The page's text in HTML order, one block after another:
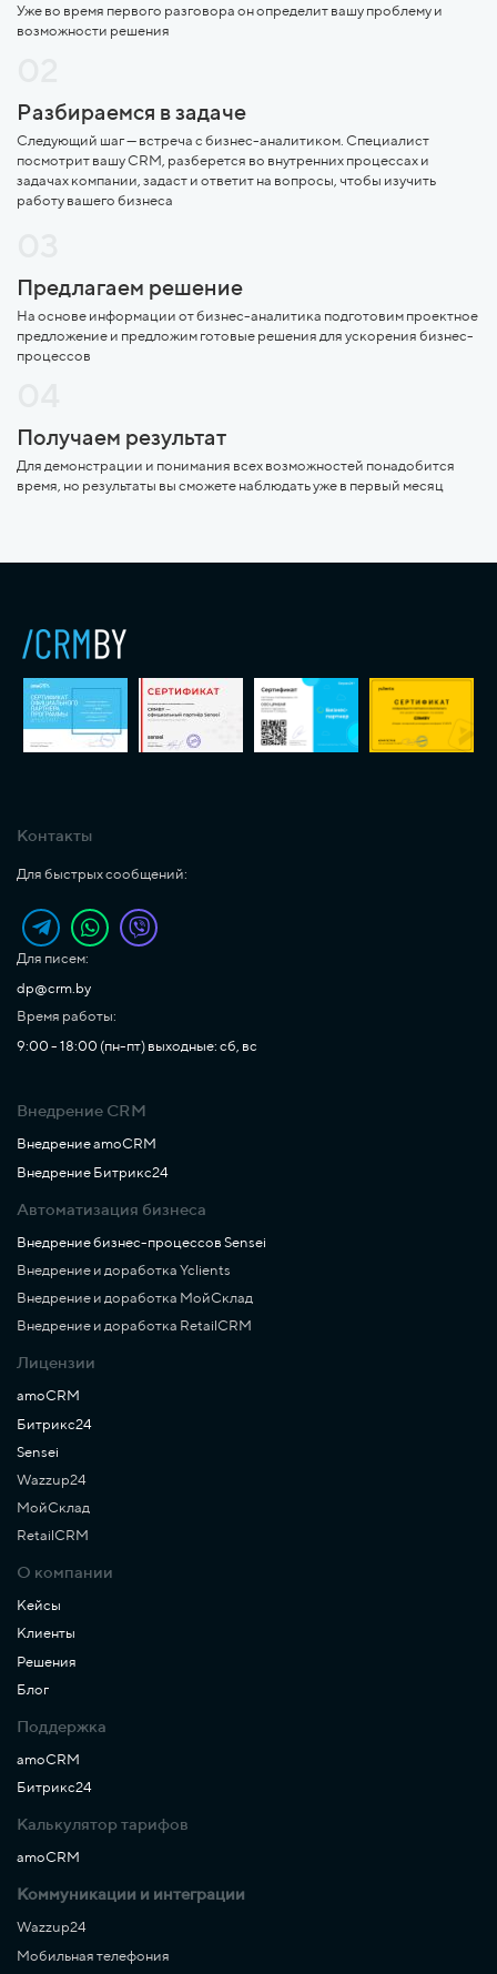
Уже во время первого разговора он определит вашу проблему и
возможности решения
Разбираемся в задаче
Следующий шаг — встреча с бизнес-аналитиком. Специалист
посмотрит вашу CRM, разберется во внутренних процессах и
задачах компании, задаст и ответит на вопросы, чтобы изучить
работу вашего бизнеса
Предлагаем решение
На основе информации от бизнес-аналитика подготовим проектное
предложение и предложим готовые решения для ускорения бизнес-
процессов
Получаем результат
Для демонстрации и понимания всех возможностей понадобится
время, но результаты вы сможете наблюдать уже в первый месяц
Контакты
Для быстрых сообщений:
Для писем:
dp@crm.by
Время работы:
9:00 - 18:00 (пн-пт) выходные: сб, вс
Внедрение CRM
Внедрение amoCRM
Внедрение Битрикс24
Автоматизация бизнеса
Внедрение бизнес-процессов Sensei
Внедрение и доработка Yclients
Внедрение и доработка МойСклад
Внедрение и доработка RetailCRM
Лицензии
amoCRM
Битрикс24
Sensei
Wazzup24
МойСклад
RetailCRM
О компании
Кейсы
Клиенты
Решения
Блог
Поддержка
amoCRM
Битрикс24
Калькулятор тарифов
amoCRM
Коммуникации и интеграции
Wazzup24
Мобильная телефония